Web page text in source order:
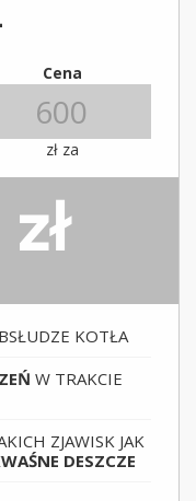
Cena
zł za
KOTŁA
W TRAKCIE
ZJAWISK JAK
DESZCZE